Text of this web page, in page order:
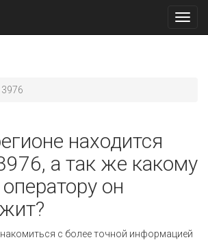
3976
находится
а так же какому
он
с более точной информацией